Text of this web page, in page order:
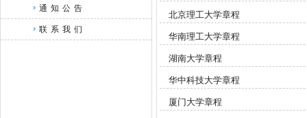
通知公告
联系我们
北京理工大学章程
华南理工大学章程
湖南大学章程
华中科技大学章程
厦门大学章程